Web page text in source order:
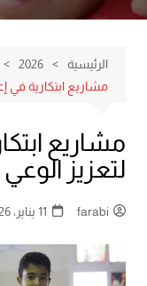
الرئيسية 2026
مشاريع ابتكارية في
مشاريع
لتعزيز الوعي
farabi 11 يناير، 2026